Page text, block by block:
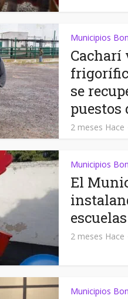
Municipios
Cacharí
se
puestos
2 meses Hace
Municipios
El
2 meses Hace
Municipios